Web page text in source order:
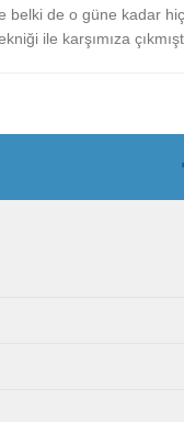
belki de o güne kadar
ile karşımıza